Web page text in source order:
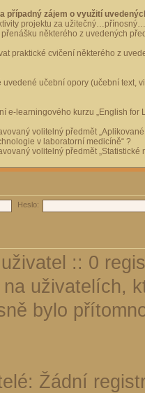
případný zájem o využití
projektu za
některého z uvedených
praktické cvičení některého z
učební opory (učební text,
e-learningového kurzu „English for
volitelný předmět „Aplikované
v laboratorní medicíně“ ?
volitelný předmět „Statistické
Heslo:
uživatel :: 0
uživatelích,
bylo
Žádní